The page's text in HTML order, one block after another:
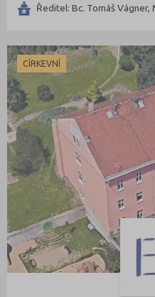
Ředitel: Bc. Tomáš Vágner,
CÍRKEVNÍ